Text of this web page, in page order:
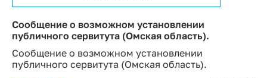
Сообщение о возможном установлении
публичного сервитута (Омская область).
Сообщение о возможном установлении
публичного сервитута (Омская область).